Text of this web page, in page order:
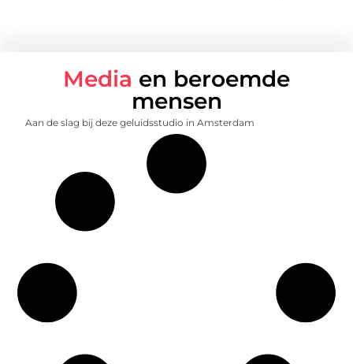
Media en beroemde
mensen
Aan de slag bij deze geluidsstudio in Amsterdam